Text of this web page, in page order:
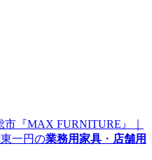
市『MAX FURNITURE』｜
一円の業務用家具 ・ 店舗用